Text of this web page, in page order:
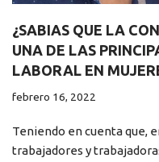
¿SABIAS QUE LA
UNA DE LAS
LABORAL EN
febrero 16, 2022
Teniendo en cuenta que,
trabajadores y